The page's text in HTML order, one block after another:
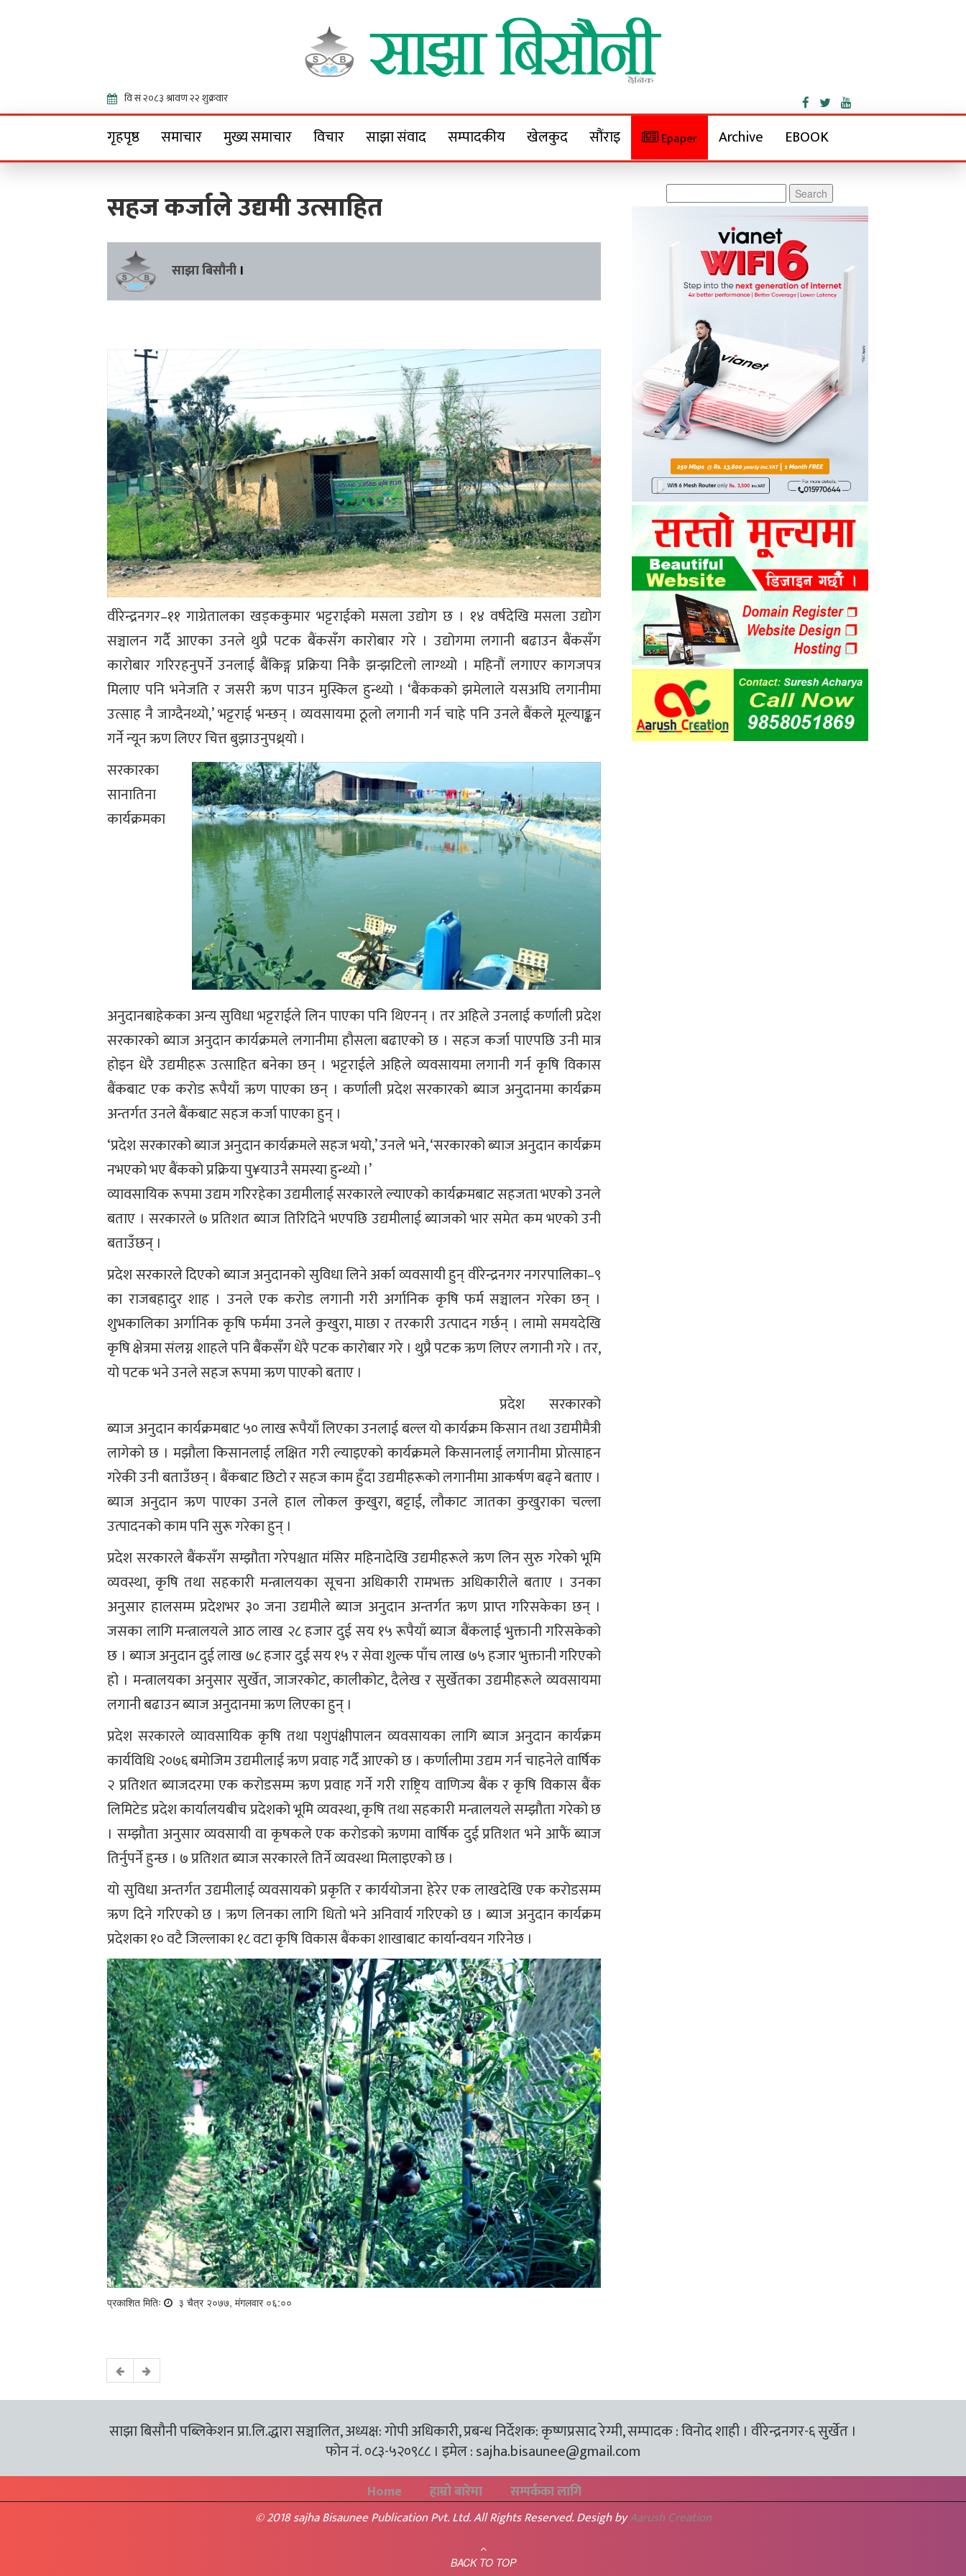
Sajha Bisaunee
गृहपृष्ठ समाचार मुख्य समाचार विचार साझा संवाद सम्पादकीय खेलकुद सौंराइ Epaper Archive EBOOK
सहज कर्जाले उद्यमी उत्साहित
साझा बिसौनी ।
वीरेन्द्रनगर–११ गाग्रेतालका खड्ककुमार भट्टराईको मसला उद्योग छ । १४ वर्षदेखि मसला उद्योग
सञ्चालन गर्दै आएका उनले थुप्रै पटक बैंकसँग कारोबार गरे । उद्योगमा लगानी बढाउन बैंकसँग
कारोबार गरिरहनुपर्ने उनलाई बैंकिङ्ग प्रक्रिया निकै झन्झटिलो लाग्थ्यो । महिनौं लगाएर कागजपत्र
मिलाए पनि भनेजति र जसरी ऋण पाउन मुस्किल हुन्थ्यो । ‘बैंककको झमेलाले यसअघि लगानीमा
उत्साह नै जाग्दैनथ्यो,’ भट्टराई भन्छन् । व्यवसायमा ठूलो लगानी गर्न चाहे पनि उनले बैंकले मूल्याङ्कन
गर्ने न्यून ऋण लिएर चित्त बुझाउनुपथ्र्यो ।
सरकारका
सानातिना
कार्यक्रमका
अनुदानबाहेकका अन्य सुविधा भट्टराईले लिन पाएका पनि थिएनन् । तर अहिले उनलाई कर्णाली प्रदेश
सरकारको ब्याज अनुदान कार्यक्रमले लगानीमा हौसला बढाएको छ । सहज कर्जा पाएपछि उनी मात्र
होइन धेरै उद्यमीहरू उत्साहित बनेका छन् । भट्टराईले अहिले व्यवसायमा लगानी गर्न कृषि विकास
बैंकबाट एक करोड रूपैयाँ ऋण पाएका छन् । कर्णाली प्रदेश सरकारको ब्याज अनुदानमा कार्यक्रम
अन्तर्गत उनले बैंकबाट सहज कर्जा पाएका हुन् ।
‘प्रदेश सरकारको ब्याज अनुदान कार्यक्रमले सहज भयो,’ उनले भने, ‘सरकारको ब्याज अनुदान कार्यक्रम
नभएको भए बैंकको प्रक्रिया पु¥याउनै समस्या हुन्थ्यो ।’
व्यावसायिक रूपमा उद्यम गरिरहेका उद्यमीलाई सरकारले ल्याएको कार्यक्रमबाट सहजता भएको उनले
बताए । सरकारले ७ प्रतिशत ब्याज तिरिदिने भएपछि उद्यमीलाई ब्याजको भार समेत कम भएको उनी
बताउँछन् ।
प्रदेश सरकारले दिएको ब्याज अनुदानको सुविधा लिने अर्का व्यवसायी हुन् वीरेन्द्रनगर नगरपालिका–९
का राजबहादुर शाह । उनले एक करोड लगानी गरी अर्गानिक कृषि फर्म सञ्चालन गरेका छन् ।
शुभकालिका अर्गानिक कृषि फर्ममा उनले कुखुरा, माछा र तरकारी उत्पादन गर्छन् । लामो समयदेखि
कृषि क्षेत्रमा संलग्न शाहले पनि बैंकसँग धेरै पटक कारोबार गरे । थुप्रै पटक ऋण लिएर लगानी गरे । तर,
यो पटक भने उनले सहज रूपमा ऋण पाएको बताए ।
प्रदेश सरकारको
ब्याज अनुदान कार्यक्रमबाट ५० लाख रूपैयाँ लिएका उनलाई बल्ल यो कार्यक्रम किसान तथा उद्यमीमैत्री
लागेको छ । मझौला किसानलाई लक्षित गरी ल्याइएको कार्यक्रमले किसानलाई लगानीमा प्रोत्साहन
गरेकी उनी बताउँछन् । बैंकबाट छिटो र सहज काम हुँदा उद्यमीहरूको लगानीमा आकर्षण बढ्ने बताए ।
ब्याज अनुदान ऋण पाएका उनले हाल लोकल कुखुरा, बट्टाई, लौकाट जातका कुखुराका चल्ला
उत्पादनको काम पनि सुरू गरेका हुन् ।
प्रदेश सरकारले बैंकसँग सम्झौता गरेपश्चात मंसिर महिनादेखि उद्यमीहरूले ऋण लिन सुरु गरेको भूमि
व्यवस्था, कृषि तथा सहकारी मन्त्रालयका सूचना अधिकारी रामभक्त अधिकारीले बताए । उनका
अनुसार हालसम्म प्रदेशभर ३० जना उद्यमीले ब्याज अनुदान अन्तर्गत ऋण प्राप्त गरिसकेका छन् ।
जसका लागि मन्त्रालयले आठ लाख २८ हजार दुई सय १५ रूपैयाँ ब्याज बैंकलाई भुक्तानी गरिसकेको
छ । ब्याज अनुदान दुई लाख ७८ हजार दुई सय १५ र सेवा शुल्क पाँच लाख ७५ हजार भुक्तानी गरिएको
हो । मन्त्रालयका अनुसार सुर्खेत, जाजरकोट, कालीकोट, दैलेख र सुर्खेतका उद्यमीहरूले व्यवसायमा
लगानी बढाउन ब्याज अनुदानमा ऋण लिएका हुन् ।
प्रदेश सरकारले व्यावसायिक कृषि तथा पशुपंक्षीपालन व्यवसायका लागि ब्याज अनुदान कार्यक्रम
कार्यविधि २०७६ बमोजिम उद्यमीलाई ऋण प्रवाह गर्दै आएको छ । कर्णालीमा उद्यम गर्न चाहनेले वार्षिक
२ प्रतिशत ब्याजदरमा एक करोडसम्म ऋण प्रवाह गर्ने गरी राष्ट्रिय वाणिज्य बैंक र कृषि विकास बैंक
लिमिटेड प्रदेश कार्यालयबीच प्रदेशको भूमि व्यवस्था, कृषि तथा सहकारी मन्त्रालयले सम्झौता गरेको छ
। सम्झौता अनुसार व्यवसायी वा कृषकले एक करोडको ऋणमा वार्षिक दुई प्रतिशत भने आफैं ब्याज
तिर्नुपर्ने हुन्छ । ७ प्रतिशत ब्याज सरकारले तिर्ने व्यवस्था मिलाइएको छ ।
यो सुविधा अन्तर्गत उद्यमीलाई व्यवसायको प्रकृति र कार्ययोजना हेरेर एक लाखदेखि एक करोडसम्म
ऋण दिने गरिएको छ । ऋण लिनका लागि धितो भने अनिवार्य गरिएको छ । ब्याज अनुदान कार्यक्रम
प्रदेशका १० वटै जिल्लाका १८ वटा कृषि विकास बैंकका शाखाबाट कार्यान्वयन गरिनेछ ।
प्रकाशित मितिः ३ चैत्र २०७७, मंगलवार ०६:००
for:
साझा बिसौनी पब्लिकेशन प्रा.लि.द्धारा सञ्चालित, अध्यक्ष: गोपी अधिकारी, प्रबन्ध निर्देशक: कृष्णप्रसाद रेग्मी, सम्पादक : विनोद शाही । वीरेन्द्रनगर-६ सुर्खेत ।
फोन नं. ०८३-५२०९८८ । इमेल :sajha.bisaunee@gmail.com
Home हाम्रो बारेमा सम्पर्कका लागि
© 2018 sajha Bisaunee Publication Pvt. Ltd. All Rights Reserved. Desigh byAarush Creation
BACK TO TOP